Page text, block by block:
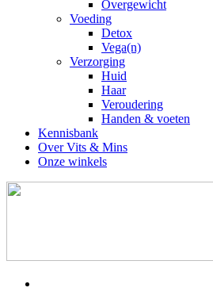
Overgewicht
Voeding
Detox
Vega(n)
Verzorging
Huid
Haar
Veroudering
Handen & voeten
Kennisbank
Over Vits & Mins
Onze winkels